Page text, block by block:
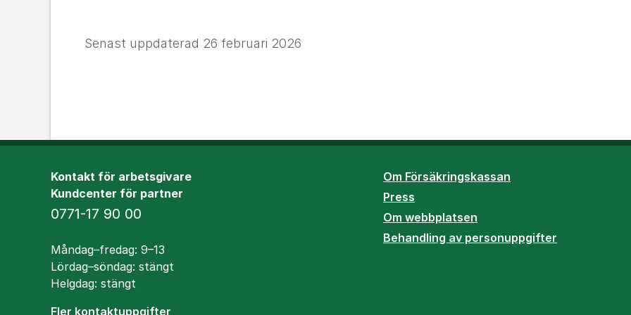
Senast uppdaterad 26 februari 2026
Kontakt för arbetsgivare
Kundcenter för partner
Telefon
0771-17 90 00
Öppettider
Måndag–fredag: 9–13
Lördag–söndag: stängt
Helgdag: stängt
Fler kontaktuppgifter
Om Försäkringskassan
Press
Om webbplatsen
Behandling av personuppgifter